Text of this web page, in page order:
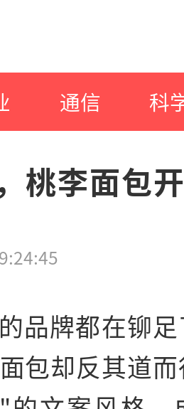
通信 科
桃李面包
品牌都在铆
包却反其道